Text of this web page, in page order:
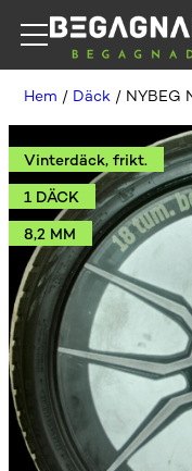
Hem / Däck / NYBEG
Vinterdäck, frikt.
1 DÄCK
8,2 MM